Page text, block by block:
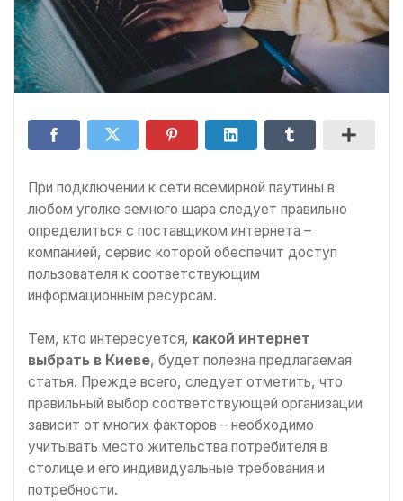
При подключении к сети всемирной паутины в
любом уголке земного шара следует правильно
определиться с поставщиком интернета –
компанией, сервис которой обеспечит доступ
пользователя к соответствующим
информационным ресурсам.
Тем, кто интересуется, какой интернет
выбрать в Киеве, будет полезна предлагаемая
статья. Прежде всего, следует отметить, что
правильный выбор соответствующей организации
зависит от многих факторов – необходимо
учитывать место жительства потребителя в
столице и его индивидуальные требования и
потребности.